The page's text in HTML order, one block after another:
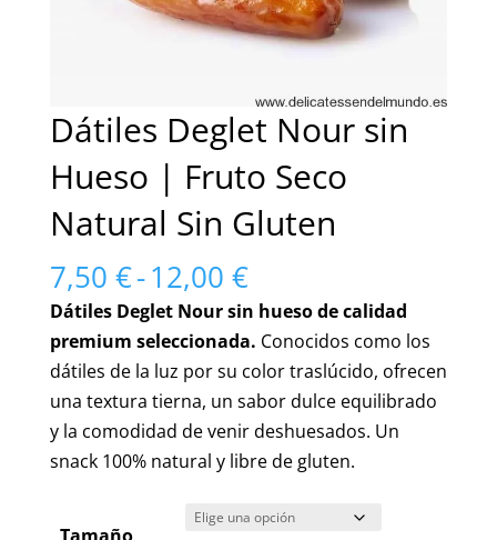
Dátiles Deglet Nour sin
Hueso | Fruto Seco
Natural Sin Gluten
7,50 €-12,00 €Rango
de
precios:
desde
7,50 €
hasta
12,00 €
Dátiles Deglet Nour sin hueso de calidad
premium seleccionada. Conocidos como los
dátiles de la luz por su color traslúcido, ofrecen
una textura tierna, un sabor dulce equilibrado
y la comodidad de venir deshuesados. Un
snack 100% natural y libre de gluten.